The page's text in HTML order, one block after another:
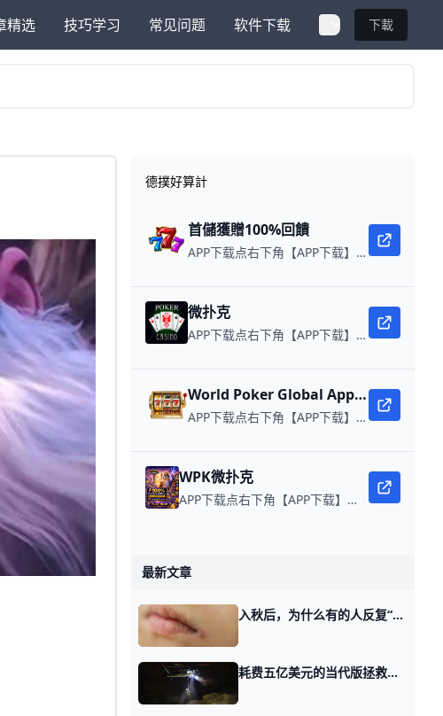
精选 技巧学习 常见问题 软件下载 下載
德撲好算計
首儲獲贈100%回饋
APP下载点右下角【APP下载】联系客服 每日更新可用链接 每日保底獎池10,000美金
微扑克
APP下载点右下角【APP下载】联系客服 每日更新可用链接 微扑克 WPK真人在线约局，领WPK钻石。
World Poker Global App全球微扑克
APP下载点右下角【APP下载】联系客服 每日更新可用链接 在线玩扑克，赢取真钱。
WPK微扑克
APP下载点右下角【APP下载】联系客服 每日更新可用链接 微扑克 WPK真人在线约局，wepoker德州约局，加微信客服上下分，领WPK钻石。
最新文章
入秋后，为什么有的人反复“烂嘴角”？ 秋季天气干燥时，除了皮肤、嗓子发干，一些人还会出现“烂嘴角”的现象，吃饭、说话，甚至连微笑都会扯着嘴角疼。 事实上，这种被称为口角炎的小毛病不
耗费五亿美元的当代版拯救大兵“瑞恩” 有读者看了那天我们讲人这辈子如何才能拎得清，问了我这么一个问题。 你说这个世界被量化了，连智力都被token量化了，那老美和伊朗到底在争什么呢